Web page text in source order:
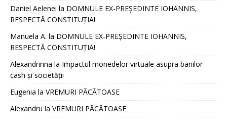
Daniel Aelenei la DOMNULE EX-PREȘEDINTE IOHANNIS,
RESPECTĂ CONSTITUȚIA!
Manuela A. la DOMNULE EX-PREȘEDINTE IOHANNIS,
RESPECTĂ CONSTITUȚIA!
Alexandrinna la Impactul monedelor virtuale asupra banilor
cash și societății
Eugenia la VREMURI PĂCĂTOASE
Alexandru la VREMURI PĂCĂTOASE